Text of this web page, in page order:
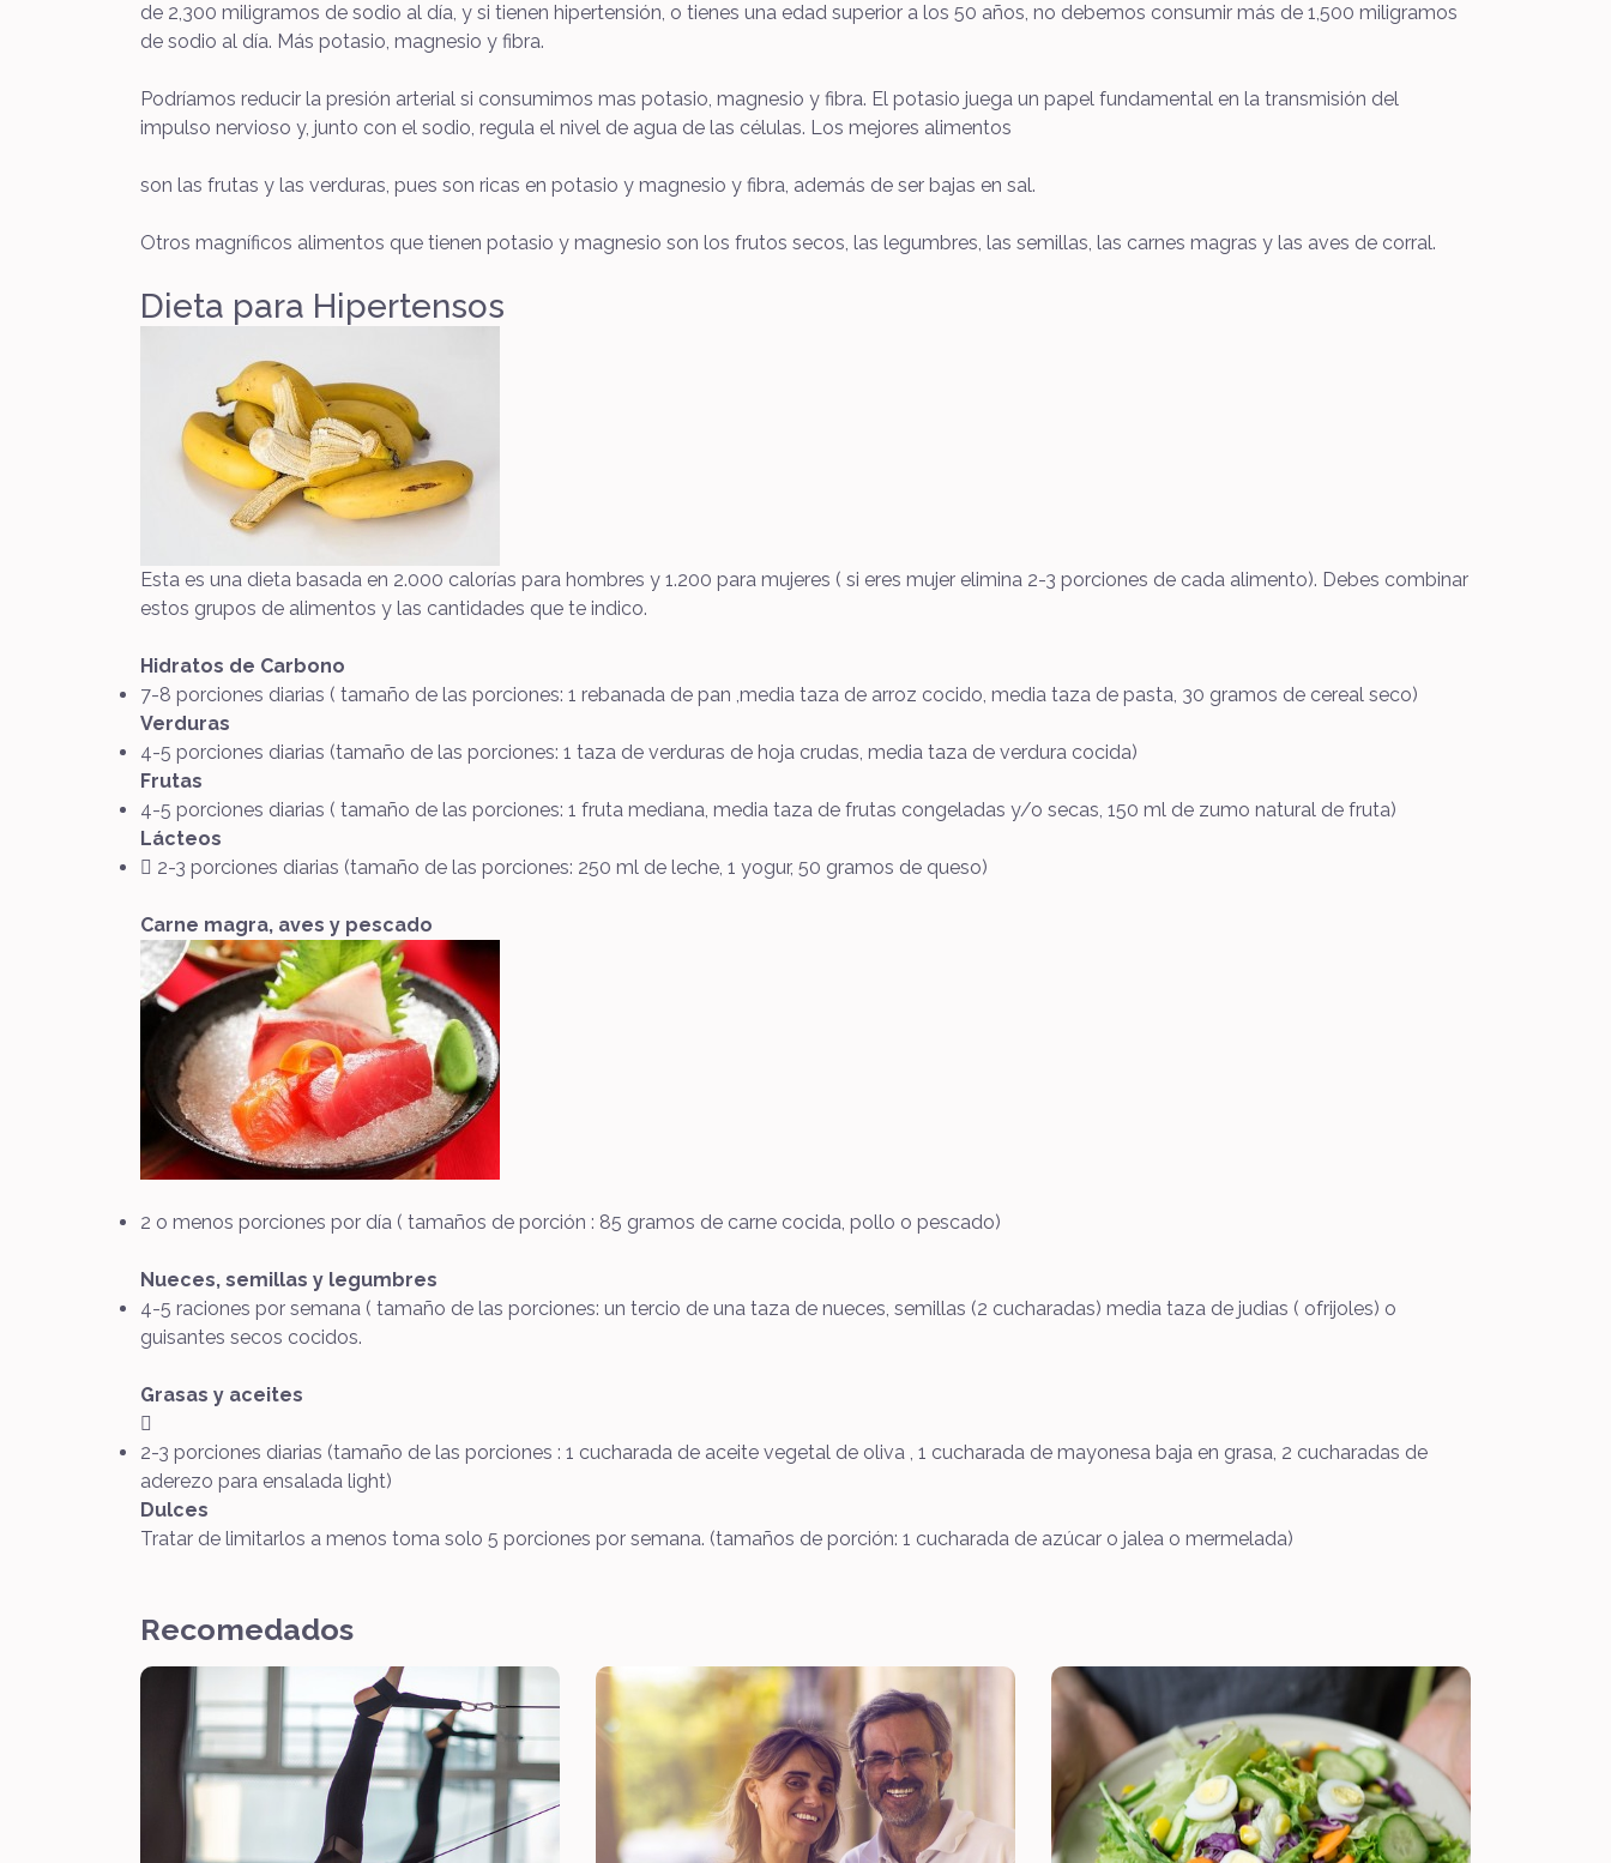
de 2,300 miligramos de sodio al día, y si tienen hipertensión, o tienes una edad superior a los 50 años, no debemos consumir más de 1,500 miligramos
de sodio al día. Más potasio, magnesio y fibra.
Podríamos reducir la presión arterial si consumimos mas potasio, magnesio y fibra. El potasio juega un papel fundamental en la transmisión del
impulso nervioso y, junto con el sodio, regula el nivel de agua de las células. Los mejores alimentos
son las frutas y las verduras, pues son ricas en potasio y magnesio y fibra, además de ser bajas en sal.
Otros magníficos alimentos que tienen potasio y magnesio son los frutos secos, las legumbres, las semillas, las carnes magras y las aves de corral.
Dieta para Hipertensos
Esta es una dieta basada en 2.000 calorías para hombres y 1.200 para mujeres ( si eres mujer elimina 2-3 porciones de cada alimento). Debes combinar
estos grupos de alimentos y las cantidades que te indico.
Hidratos de Carbono
7-8 porciones diarias ( tamaño de las porciones: 1 rebanada de pan ,media taza de arroz cocido, media taza de pasta, 30 gramos de cereal seco)
Verduras
4-5 porciones diarias (tamaño de las porciones: 1 taza de verduras de hoja crudas, media taza de verdura cocida)
Frutas
4-5 porciones diarias ( tamaño de las porciones: 1 fruta mediana, media taza de frutas congeladas y/o secas, 150 ml de zumo natural de fruta)
Lácteos
 2-3 porciones diarias (tamaño de las porciones: 250 ml de leche, 1 yogur, 50 gramos de queso)
Carne magra, aves y pescado
2 o menos porciones por día ( tamaños de porción : 85 gramos de carne cocida, pollo o pescado)
Nueces, semillas y legumbres
4-5 raciones por semana ( tamaño de las porciones: un tercio de una taza de nueces, semillas (2 cucharadas) media taza de judias ( ofrijoles) o
guisantes secos cocidos.
Grasas y aceites

2-3 porciones diarias (tamaño de las porciones : 1 cucharada de aceite vegetal de oliva , 1 cucharada de mayonesa baja en grasa, 2 cucharadas de
aderezo para ensalada light)
Dulces
Tratar de limitarlos a menos toma solo 5 porciones por semana. (tamaños de porción: 1 cucharada de azúcar o jalea o mermelada)
Recomedados